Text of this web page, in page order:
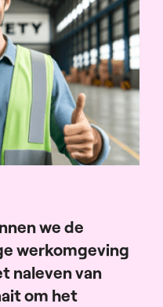
we de
werkomgeving
naleven van
om het